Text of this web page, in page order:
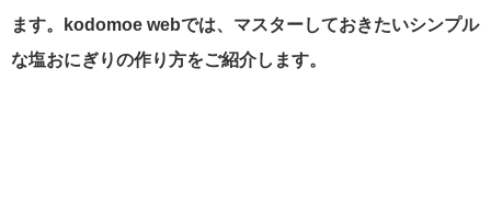
ます。kodomoe webでは、 マスターしておきたいシンプル
な塩おにぎりの作り方をご紹介します。